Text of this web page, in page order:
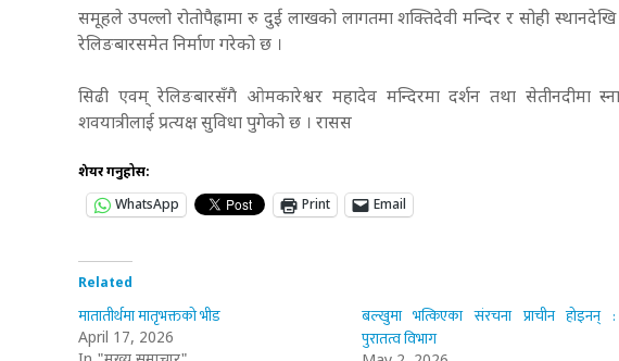
समूहले उपल्लो रोतोपैह्रामा रु दुई लाखको लागतमा शक्तिदेवी मन्दिर र सोही
रेलिङबारसमेत निर्माण गरेको छ ।
सिढी एवम् रेलिङबारसँगै ओमकारेश्वर महादेव मन्दिरमा दर्शन तथा सेतीनदीमा
शवयात्रीलाई प्रत्यक्ष सुविधा पुगेको छ । रासस
शेयर गर्नुहोस:
WhatsApp
Print Email
Related
मातातीर्थमा मातृभक्तको भीड
April 17, 2026
बल्खुमा भत्किएका संरचना प्राचीन होइनन् :
पुरातत्व विभाग